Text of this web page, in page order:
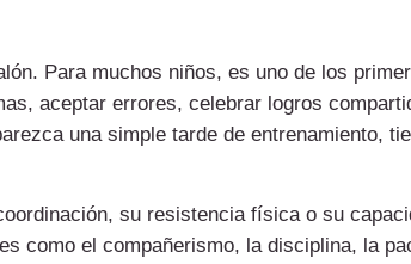
Para muchos niños, es uno de los
aceptar errores, celebrar logros
una simple tarde de entrenamiento,
su resistencia física o su
como el compañerismo, la disciplina, la